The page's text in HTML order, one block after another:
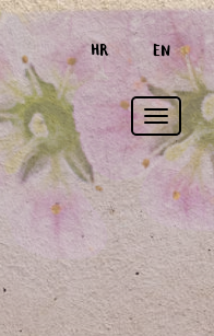
HR EN
Toggle